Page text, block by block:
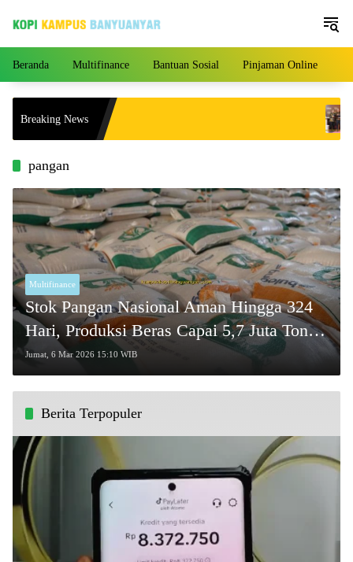
Beranda Multifinance Bantuan Sosial Pinjaman Online
Breaking News
pangan
Multifinance
Stok Pangan Nasional Aman Hingga 324
Hari, Produksi Beras Capai 5,7 Juta Ton
per Bulan!Jumat, 6 Mar 2026 15:10 WIB
Berita Terpopuler